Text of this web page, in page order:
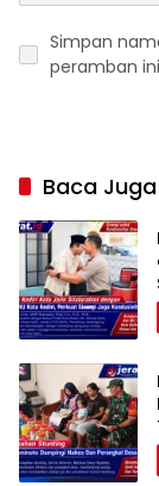
Simpan
peramban
Baca Juga